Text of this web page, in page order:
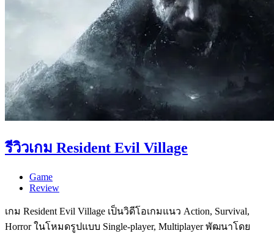
รีวิวเกม Resident Evil Village
Game
Review
เกม Resident Evil Village เป็นวิดีโอเกมแนว Action, Survival,
Horror ในโหมดรูปแบบ Single-player, Multiplayer พัฒนาโดย